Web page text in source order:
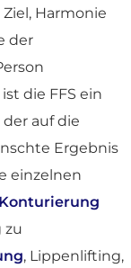
Harmonie
der
die FFS ein
auf die
Ergebnis
einzelnen
Konturierung
zu
, Lippenlifting,